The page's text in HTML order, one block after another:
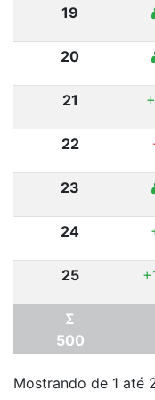
19
20
21
22
23
24
25
Σ
500
Mostrando de 1 até